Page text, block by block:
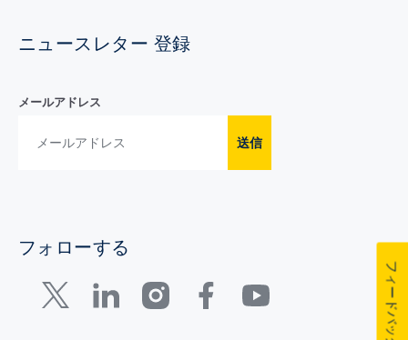
ニュースレター 登録
メールアドレス
送信
フォローする
フィードバック